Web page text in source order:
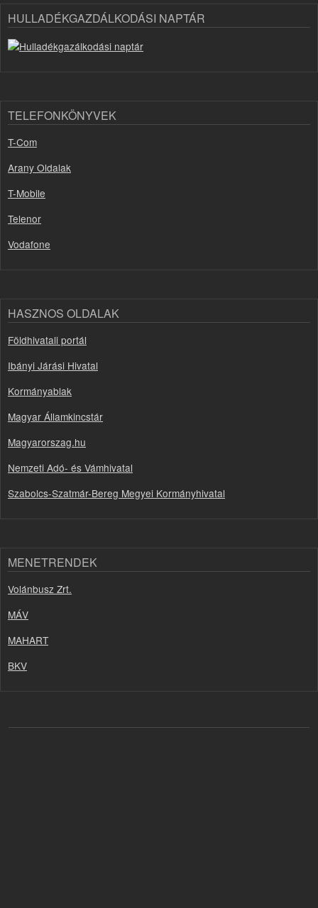
HULLADÉKGAZDÁLKODÁSI NAPTÁR
TELEFONKÖNYVEK
T-Com
Arany Oldalak
T-Mobile
Telenor
Vodafone
HASZNOS OLDALAK
Földhivatali portál
Ibányi Járási Hivatal
Kormányablak
Magyar Államkincstár
Magyarorszag.hu
Nemzeti Adó- és Vámhivatal
Szabolcs-Szatmár-Bereg Megyei Kormányhivatal
MENETRENDEK
Volánbusz Zrt.
MÁV
MAHART
BKV